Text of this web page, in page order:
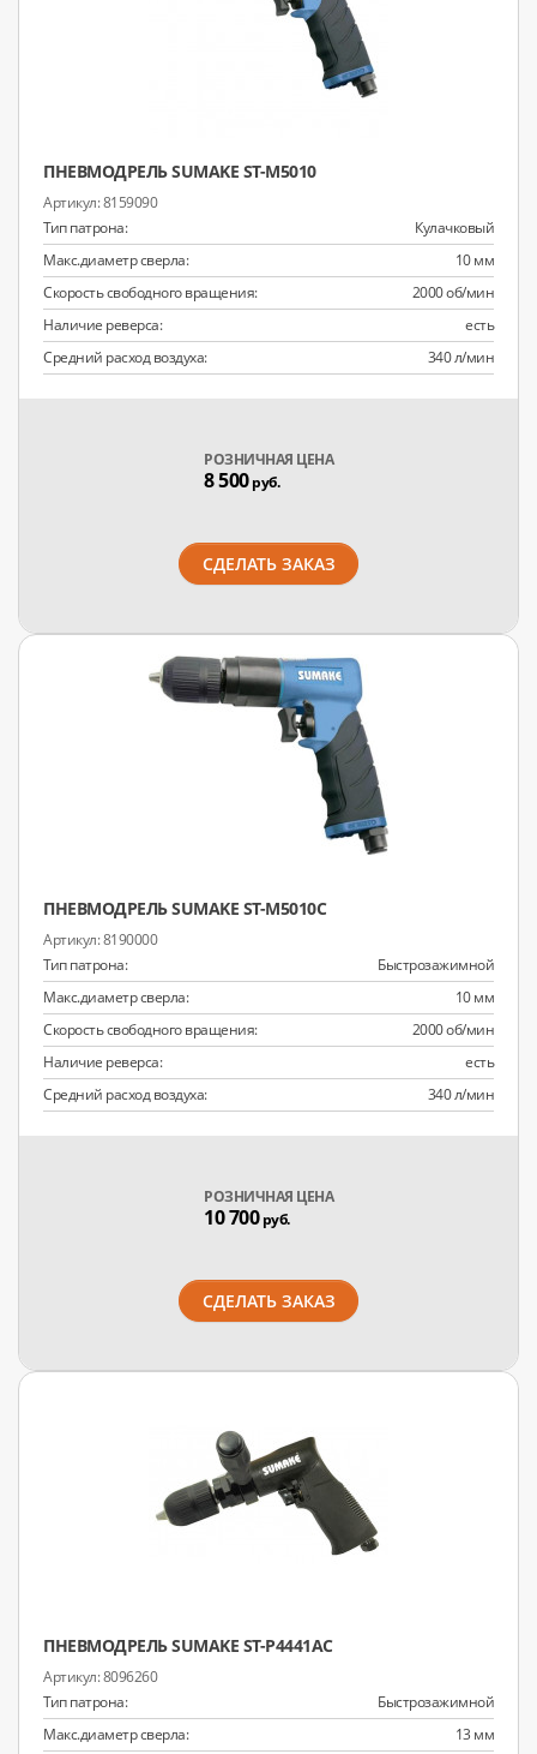
ПНЕВМОДРЕЛЬ SUMAKE ST-M5010
8159090
Тип патрона:
Кулачковый
Макс.диаметр сверла:
10 мм
Скорость свободного вращения:
2000 об/мин
Наличие реверса:
есть
Средний расход воздуха:
340 л/мин
РОЗНИЧНАЯ ЦЕНА
8 500руб.
СДЕЛАТЬ ЗАКАЗ
ПНЕВМОДРЕЛЬ SUMAKE ST-M5010C
8190000
Тип патрона:
Быстрозажимной
Макс.диаметр сверла:
10 мм
Скорость свободного вращения:
2000 об/мин
Наличие реверса:
есть
Средний расход воздуха:
340 л/мин
РОЗНИЧНАЯ ЦЕНА
10 700руб.
СДЕЛАТЬ ЗАКАЗ
ПНЕВМОДРЕЛЬ SUMAKE ST-P4441AC
8096260
Тип патрона:
Быстрозажимной
Макс.диаметр сверла:
13 мм